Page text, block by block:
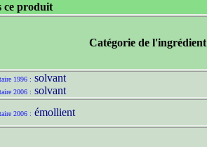
ce produit
Catégorie de l'ingrédient
1996 : solvant
2006 : solvant
2006 : émollient